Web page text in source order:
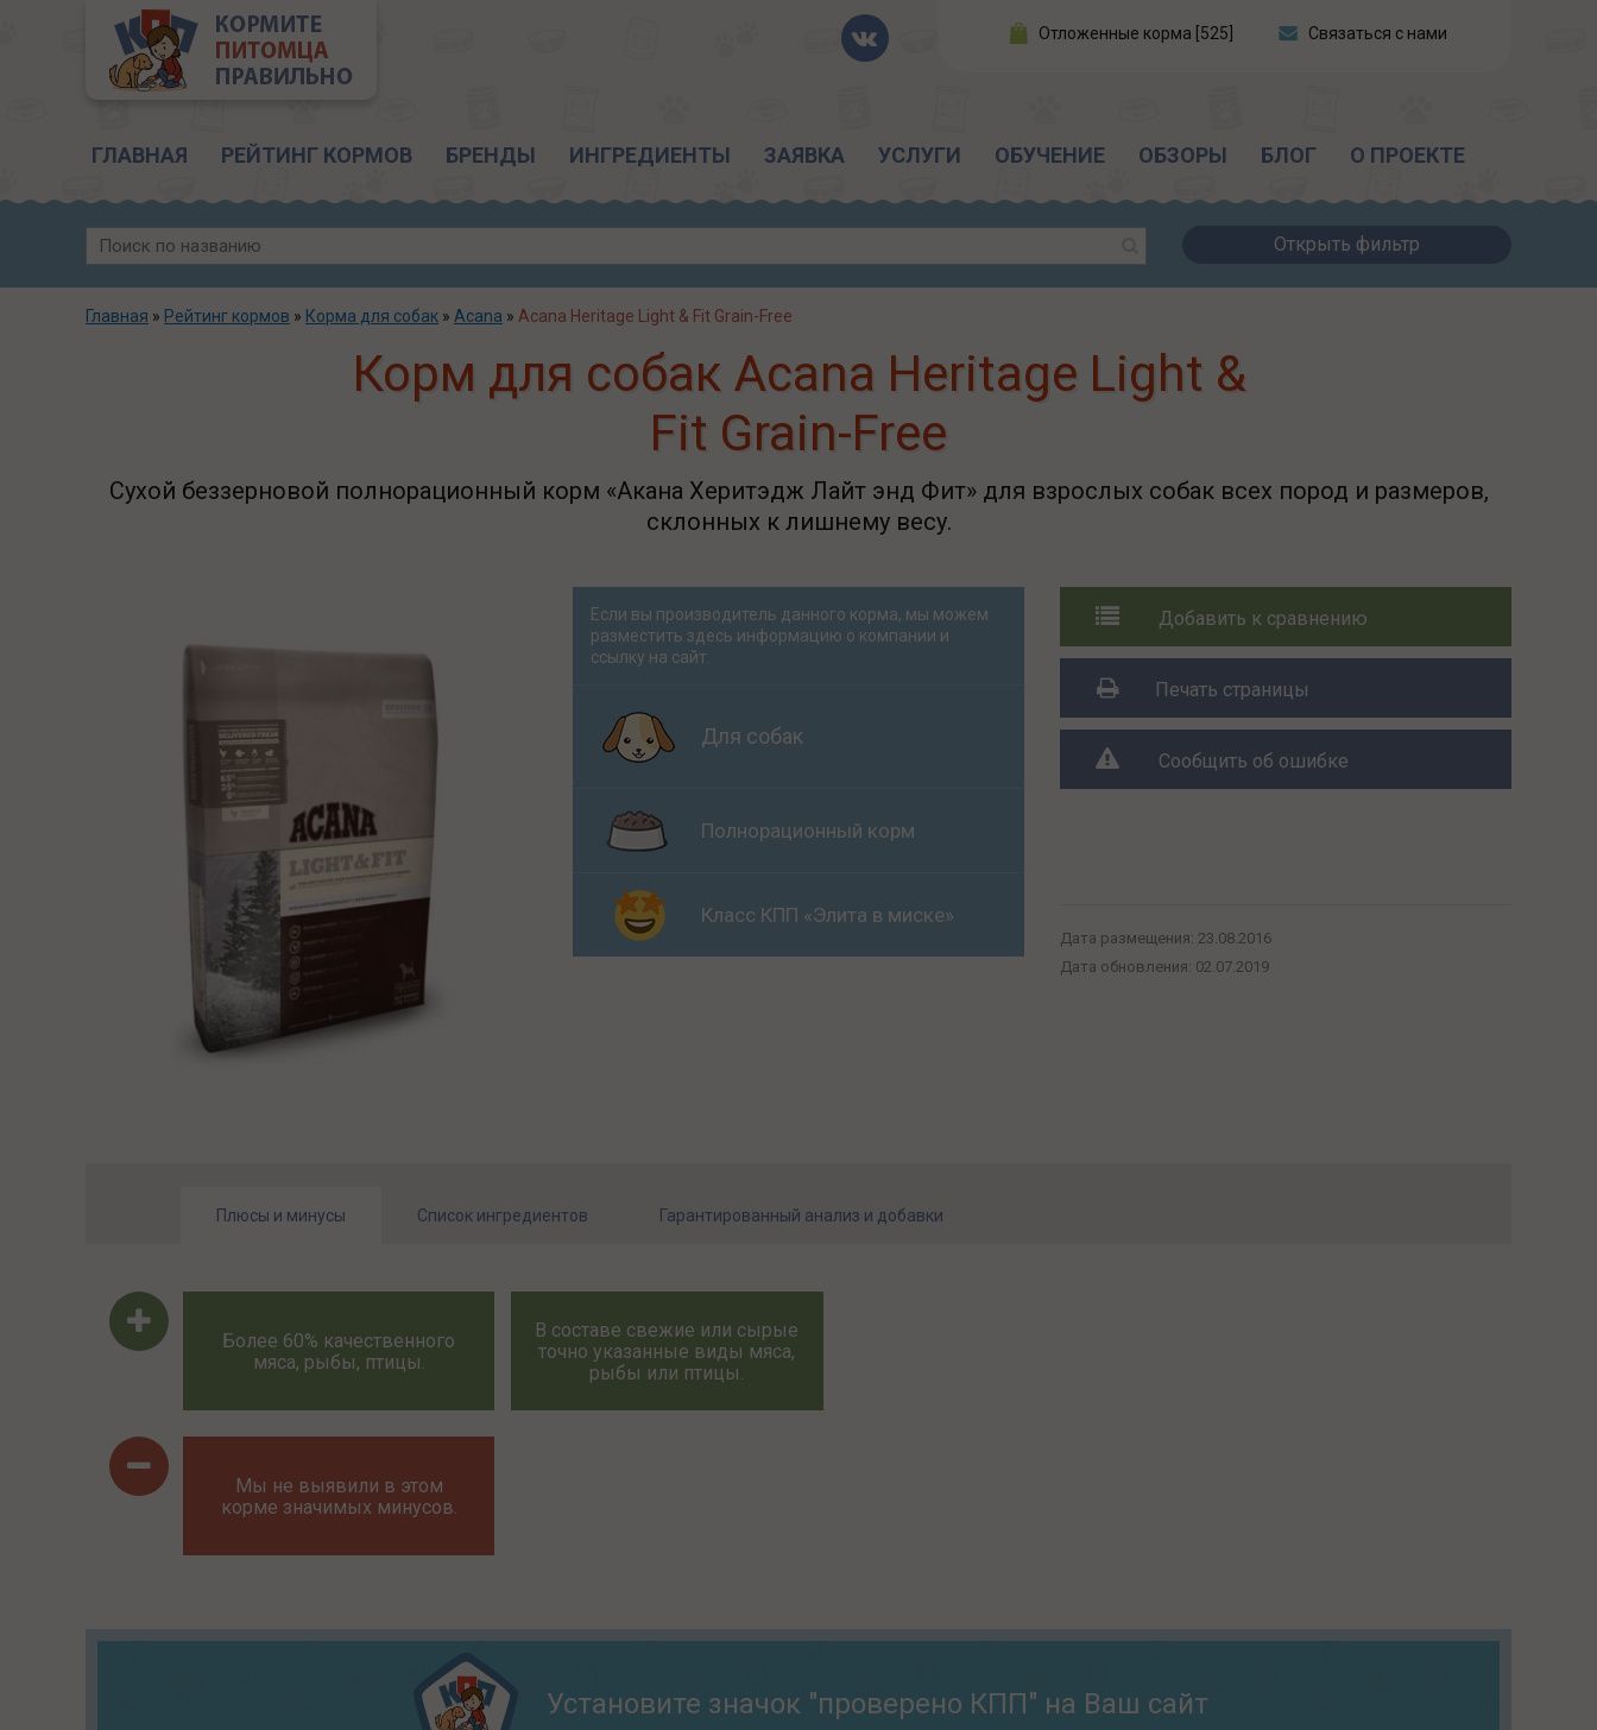
Отложенные корма [525] Связаться с нами
ГЛАВНАЯ РЕЙТИНГ КОРМОВ БРЕНДЫ ИНГРЕДИЕНТЫ ЗАЯВКА УСЛУГИ ОБУЧЕНИЕ ОБЗОРЫ БЛОГ О ПРОЕКТЕ
Открыть фильтр
Главная » Рейтинг кормов » Корма для собак » Acana » Acana Heritage Light & Fit Grain-Free
Корм для собак Acana Heritage Light &
Fit Grain-Free
Сухой беззерновой полнорационный корм «Акана Херитэдж Лайт энд Фит» для взрослых собак всех пород и размеров,
склонных к лишнему весу.
Если вы производитель данного корма, мы можем
разместить здесь информацию о компании и
ссылку на сайт.
Для собак
Полнорационный корм
Класс КПП «Элита в миске»
Добавить к сравнению
Печать страницы
Сообщить об ошибке
Дата размещения: 23.08.2016
Дата обновления: 02.07.2019
Плюсы и минусы Список ингредиентов Гарантированный анализ и добавки
Более 60% качественного
мяса, рыбы, птицы.
В составе свежие или сырые
точно указанные виды мяса,
рыбы или птицы.
Мы не выявили в этом
корме значимых минусов.
Установите значок "проверено КПП" на Ваш сайт